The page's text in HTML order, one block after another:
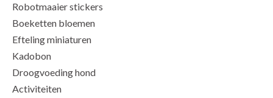
Robotmaaier stickers
Boeketten bloemen
Efteling miniaturen
Kadobon
Droogvoeding hond
Activiteiten